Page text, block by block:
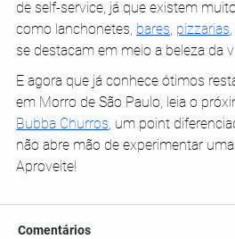
de self-service, já que existem
como lanchonetes, bares, pizzarias
se destacam em meio a beleza da
E agora que já conhece ótimos
em Morro de São Paulo, leia o
Bubba Churros, um point
não abre mão de experimentar
Aproveite!
Comentários